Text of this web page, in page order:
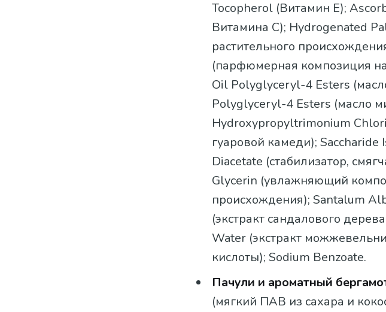
Tocopherol (Витамин E);
Витамина C); Hydrogenated
растительного
(парфюмерная композиция
Oil Polyglyceryl-4 Esters
Polyglyceryl-4 Esters (масло
Hydroxypropyltrimonium
гуаровой камеди);
Diacetate (стабилизатор,
Glycerin (увлажняющий
происхождения); Santalum
(экстракт сандалового
Water (экстракт
кислоты); Sodium Benzoate.
Пачули и ароматный
(мягкий ПАВ из сахара и